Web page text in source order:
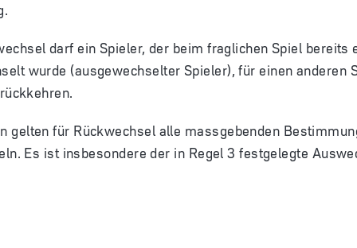
darf ein Spieler, der beim fraglichen Spiel bereits
wurde (ausgewechselter Spieler), für einen anderen
gelten für Rückwechsel alle massgebenden
Es ist insbesondere der in Regel 3 festgelegte